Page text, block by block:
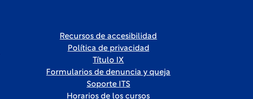
Recursos de accesibilidad
Política de privacidad
Título IX
Formularios de denuncia y queja
Soporte ITS
Horarios de los cursos